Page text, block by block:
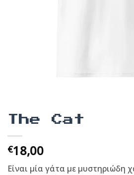
The Cat
€18,00
Είναι μία γάτα με μυστηριώδη